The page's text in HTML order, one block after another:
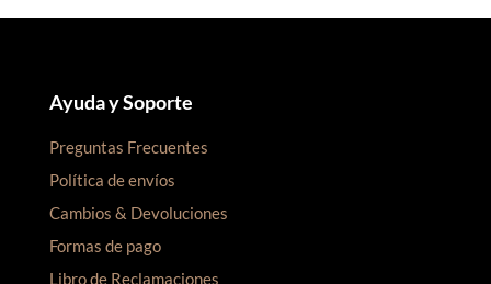
Ayuda y Soporte
Preguntas Frecuentes
Política de envíos
Cambios & Devoluciones
Formas de pago
Libro de Reclamaciones